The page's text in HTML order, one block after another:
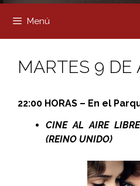
Menú
MARTES 9 DE
22:00 HORAS – En el
CINE AL AIRE
(REINO UNIDO)